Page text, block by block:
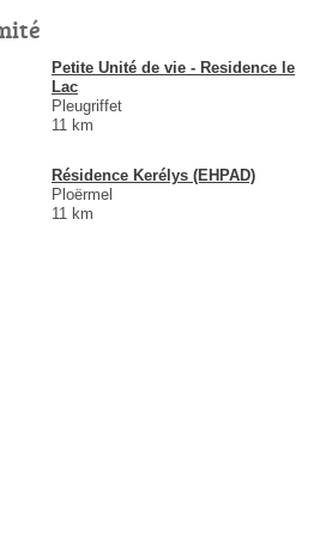
Petite Unité de vie - Residence le
Lac
Pleugriffet
11 km
Résidence Kerélys (EHPAD)
Ploërmel
11 km